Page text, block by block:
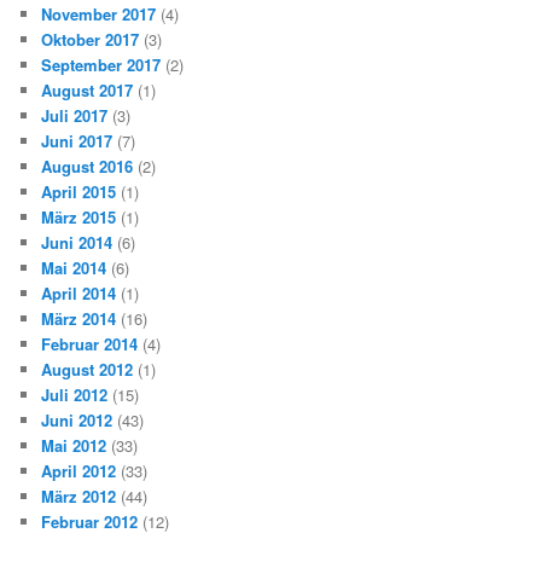
November 2017 (4)
Oktober 2017 (3)
September 2017 (2)
August 2017 (1)
Juli 2017 (3)
Juni 2017 (7)
August 2016 (2)
April 2015 (1)
März 2015 (1)
Juni 2014 (6)
Mai 2014 (6)
April 2014 (1)
März 2014 (16)
Februar 2014 (4)
August 2012 (1)
Juli 2012 (15)
Juni 2012 (43)
Mai 2012 (33)
April 2012 (33)
März 2012 (44)
Februar 2012 (12)